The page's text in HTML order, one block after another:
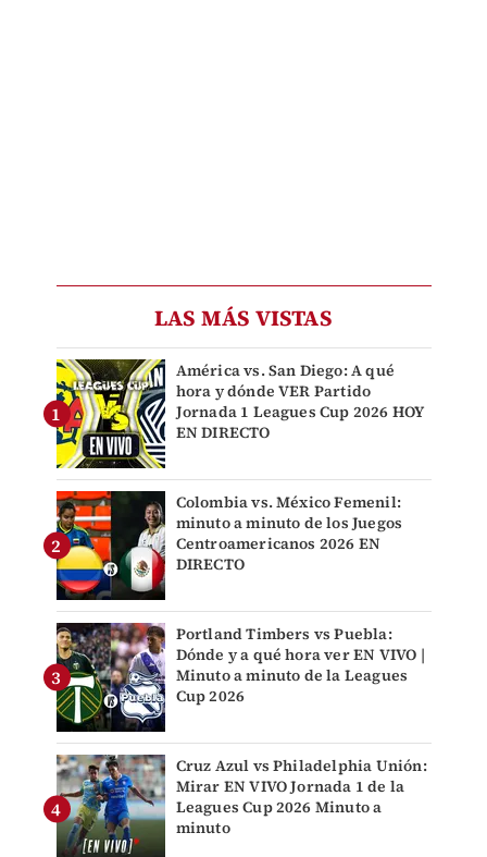
LAS MÁS VISTAS
América vs. San Diego: A qué
hora y dónde VER Partido
Jornada 1 Leagues Cup 2026 HOY
EN DIRECTO
Colombia vs. México Femenil:
minuto a minuto de los Juegos
Centroamericanos 2026 EN
DIRECTO
Portland Timbers vs Puebla:
Dónde y a qué hora ver EN VIVO |
Minuto a minuto de la Leagues
Cup 2026
Cruz Azul vs Philadelphia Unión:
Mirar EN VIVO Jornada 1 de la
Leagues Cup 2026 Minuto a
minuto